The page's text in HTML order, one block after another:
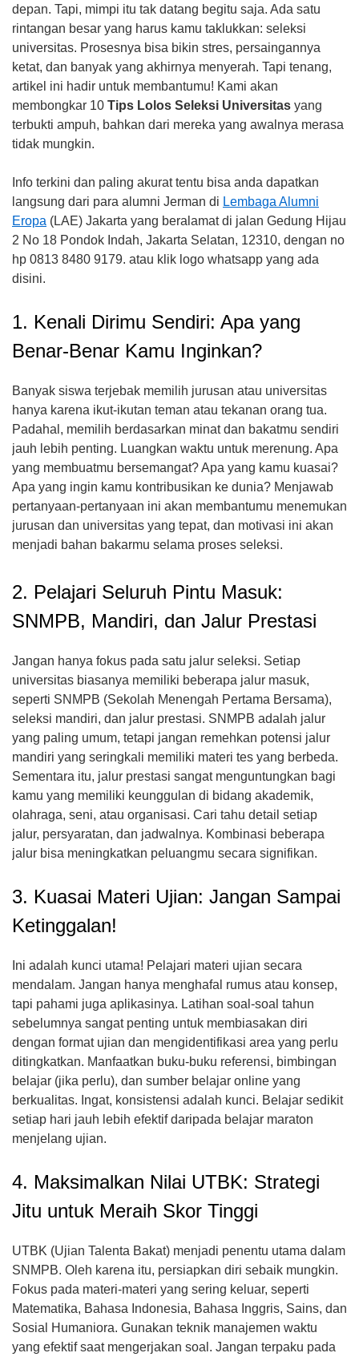
depan. Tapi, mimpi itu tak datang begitu saja. Ada satu
rintangan besar yang harus kamu taklukkan: seleksi
universitas. Prosesnya bisa bikin stres, persaingannya
ketat, dan banyak yang akhirnya menyerah. Tapi tenang,
artikel ini hadir untuk membantumu! Kami akan
membongkar 10 Tips Lolos Seleksi Universitas yang
terbukti ampuh, bahkan dari mereka yang awalnya merasa
tidak mungkin.
Info terkini dan paling akurat tentu bisa anda dapatkan
langsung dari para alumni Jerman di Lembaga Alumni
Eropa (LAE) Jakarta yang beralamat di jalan Gedung Hijau
2 No 18 Pondok Indah, Jakarta Selatan, 12310, dengan no
hp 0813 8480 9179. atau klik logo whatsapp yang ada
disini.
1. Kenali Dirimu Sendiri: Apa yang
Benar-Benar Kamu Inginkan?
Banyak siswa terjebak memilih jurusan atau universitas
hanya karena ikut-ikutan teman atau tekanan orang tua.
Padahal, memilih berdasarkan minat dan bakatmu sendiri
jauh lebih penting. Luangkan waktu untuk merenung. Apa
yang membuatmu bersemangat? Apa yang kamu kuasai?
Apa yang ingin kamu kontribusikan ke dunia? Menjawab
pertanyaan-pertanyaan ini akan membantumu menemukan
jurusan dan universitas yang tepat, dan motivasi ini akan
menjadi bahan bakarmu selama proses seleksi.
2. Pelajari Seluruh Pintu Masuk:
SNMPB, Mandiri, dan Jalur Prestasi
Jangan hanya fokus pada satu jalur seleksi. Setiap
universitas biasanya memiliki beberapa jalur masuk,
seperti SNMPB (Sekolah Menengah Pertama Bersama),
seleksi mandiri, dan jalur prestasi. SNMPB adalah jalur
yang paling umum, tetapi jangan remehkan potensi jalur
mandiri yang seringkali memiliki materi tes yang berbeda.
Sementara itu, jalur prestasi sangat menguntungkan bagi
kamu yang memiliki keunggulan di bidang akademik,
olahraga, seni, atau organisasi. Cari tahu detail setiap
jalur, persyaratan, dan jadwalnya. Kombinasi beberapa
jalur bisa meningkatkan peluangmu secara signifikan.
3. Kuasai Materi Ujian: Jangan Sampai
Ketinggalan!
Ini adalah kunci utama! Pelajari materi ujian secara
mendalam. Jangan hanya menghafal rumus atau konsep,
tapi pahami juga aplikasinya. Latihan soal-soal tahun
sebelumnya sangat penting untuk membiasakan diri
dengan format ujian dan mengidentifikasi area yang perlu
ditingkatkan. Manfaatkan buku-buku referensi, bimbingan
belajar (jika perlu), dan sumber belajar online yang
berkualitas. Ingat, konsistensi adalah kunci. Belajar sedikit
setiap hari jauh lebih efektif daripada belajar maraton
menjelang ujian.
4. Maksimalkan Nilai UTBK: Strategi
Jitu untuk Meraih Skor Tinggi
UTBK (Ujian Talenta Bakat) menjadi penentu utama dalam
SNMPB. Oleh karena itu, persiapkan diri sebaik mungkin.
Fokus pada materi-materi yang sering keluar, seperti
Matematika, Bahasa Indonesia, Bahasa Inggris, Sains, dan
Sosial Humaniora. Gunakan teknik manajemen waktu
yang efektif saat mengerjakan soal. Jangan terpaku pada